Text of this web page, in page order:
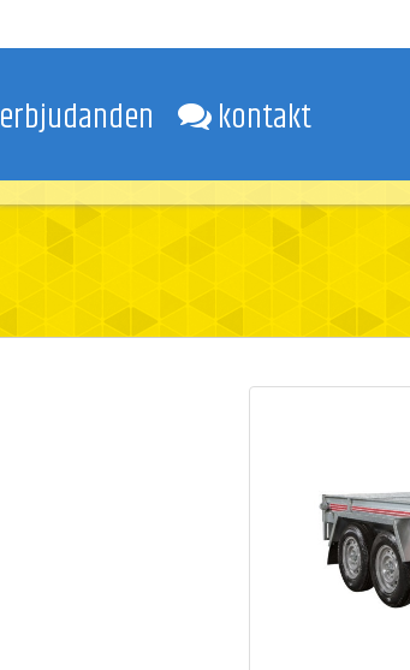
erbjudanden kontakt